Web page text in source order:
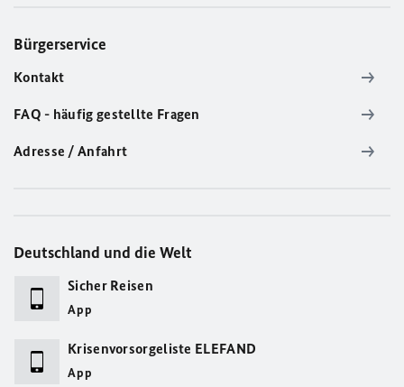
Bürgerservice
Kontakt
FAQ - häufig gestellte Fragen
Adresse / Anfahrt
Deutschland und die Welt
Sicher Reisen
App
Krisenvorsorgeliste ELEFAND
App